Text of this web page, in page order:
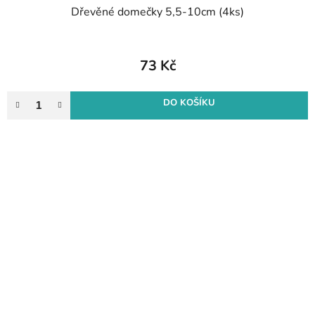
Dřevěné domečky 5,5-10cm (4ks)
73 Kč
DO KOŠÍKU